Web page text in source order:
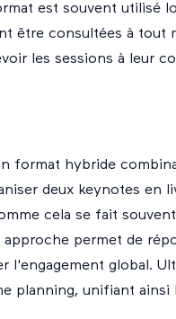
est souvent utilisé
être consultées à tout
les sessions à leur
format hybride
deux keynotes en
cela se fait souvent
permet de
l'engagement global.
planning, unifiant ainsi